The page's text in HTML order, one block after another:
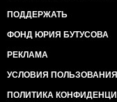
ПОДДЕРЖАТЬ
ФОНД ЮРИЯ БУТУСОВА
РЕКЛАМА
УСЛОВИЯ ПОЛЬЗОВАНИЯ
ПОЛИТИКА